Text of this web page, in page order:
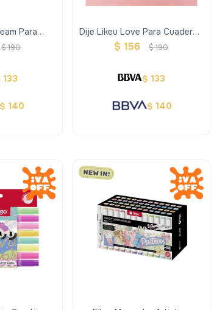
Para
$190
133
140
Dije Likeu Love Para Cuaderno
Inteligente
$ 156 $190
$ 133
$ 140